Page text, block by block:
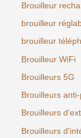
Brouilleur
brouilleur
brouilleur
Brouilleur WiFi
Brouilleurs 5G
Brouilleurs
Brouilleurs
Brouilleurs